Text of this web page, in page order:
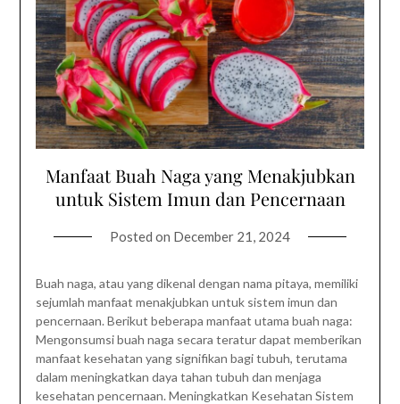
Manfaat Buah Naga yang Menakjubkan
untuk Sistem Imun dan Pencernaan
Posted on December 21, 2024
Buah naga, atau yang dikenal dengan nama pitaya, memiliki
sejumlah manfaat menakjubkan untuk sistem imun dan
pencernaan. Berikut beberapa manfaat utama buah naga:
Mengonsumsi buah naga secara teratur dapat memberikan
manfaat kesehatan yang signifikan bagi tubuh, terutama
dalam meningkatkan daya tahan tubuh dan menjaga
kesehatan pencernaan. Meningkatkan Kesehatan Sistem